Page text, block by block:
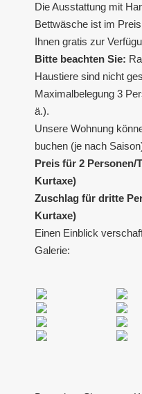
Die Ausstattung mit
Bettwäsche ist im
Ihnen gratis zur
Bitte beachten Sie:
Haustiere sind nicht
Maximalbelegung 3
ä.).
Unsere Wohnung
buchen (je nach
Preis für 2 Personen/
Kurtaxe)
Zuschlag für dritte
Kurtaxe)
Einen Einblick
Galerie: